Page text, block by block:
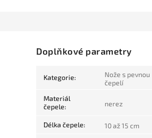
Doplňkové parametry
Kategorie:
Nože s pevnou
čepelí
Materiál
čepele: nerez
Délka čepele: 10 až 15 cm